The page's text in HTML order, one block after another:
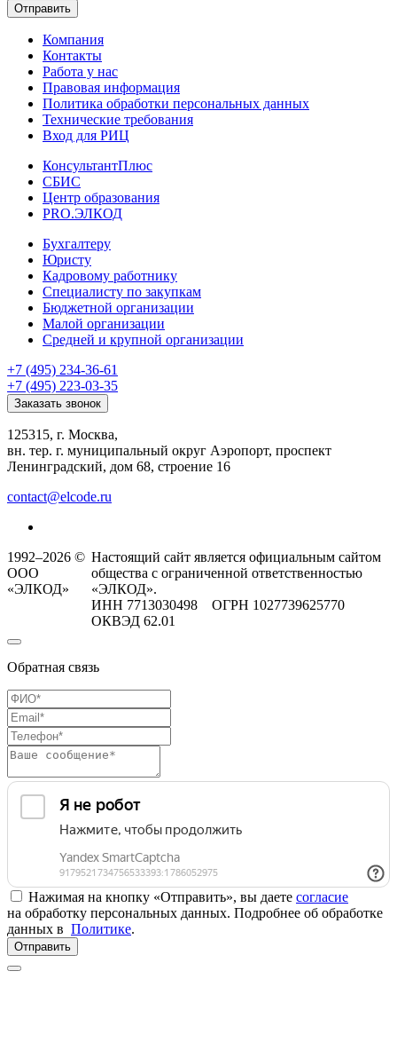
Отправить
Компания
Контакты
Работа у нас
Правовая информация
Политика обработки персональных данных
Технические требования
Вход для РИЦ
КонсультантПлюс
СБИС
Центр образования
PRO.ЭЛКОД
Бухгалтеру
Юристу
Кадровому работнику
Специалисту по закупкам
Бюджетной организации
Малой организации
Средней и крупной организации
+7 (495) 234-36-61
+7 (495) 223-03-35
Заказать звонок
125315, г. Москва,
вн. тер. г. муниципальный округ Аэропорт, проспект
Ленинградский, дом 68, строение 16
contact@elcode.ru
1992–2026 ©
ООО
«ЭЛКОД»
Настоящий сайт является официальным сайтом
общества с ограниченной ответственностью
«ЭЛКОД».
ИНН 7713030498 ОГРН 1027739625770
ОКВЭД 62.01
Обратная связь
Нажимая на кнопку «Отправить», вы даете согласие
на обработку персональных данных. Подробнее об обработке
данных в Политике.
Отправить